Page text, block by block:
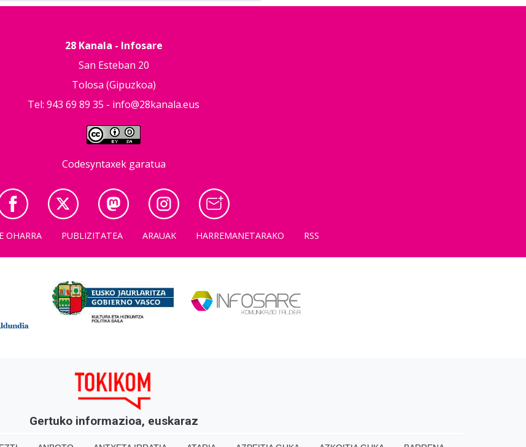
28 Kanala - Infosare
San Esteban 20
Tolosa (Gipuzkoa)
Tel: 943 69 89 35 - info@28kanala.eus
Codesyntaxek garatua
OHARRA PUBLIZITATEA ARAUAK HARREMANETARAKO RSS
Gertuko informazioa, euskaraz